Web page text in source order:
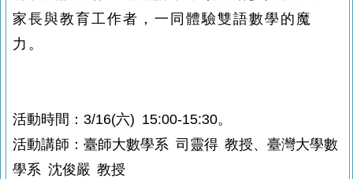
家長與教育工作者，一同體驗雙語數學的魔
力。
活動時間：3/16(六) 15:00-15:30。
活動講師：臺師大數學系 司靈得 教授、臺灣大學數
學系 沈俊嚴 教授